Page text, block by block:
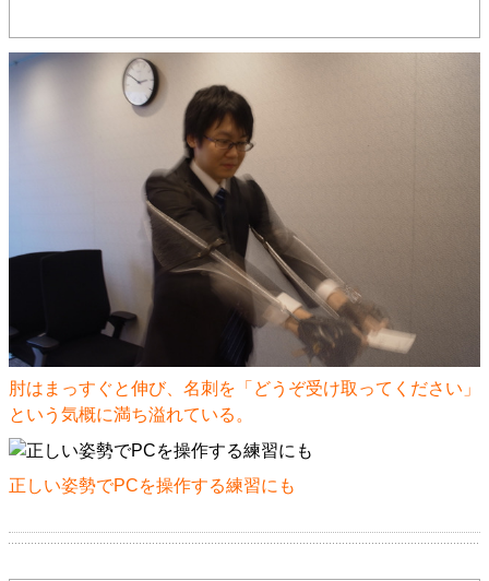
肘はまっすぐと伸び、名刺を「どうぞ受け取ってください」
という気概に満ち溢れている。
正しい姿勢でPCを操作する練習にも